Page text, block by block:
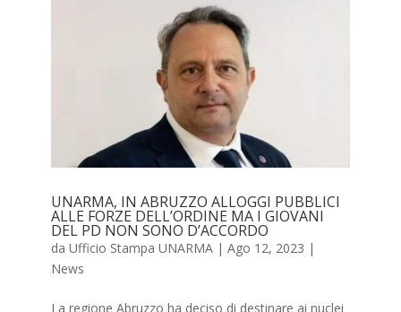
UNARMA, IN ABRUZZO ALLOGGI PUBBLICI
ALLE FORZE DELL’ORDINE MA I GIOVANI
DEL PD NON SONO D’ACCORDO
da Ufficio Stampa UNARMA| Ago 12, 2023 |
News
La regione Abruzzo ha deciso di destinare ai nuclei